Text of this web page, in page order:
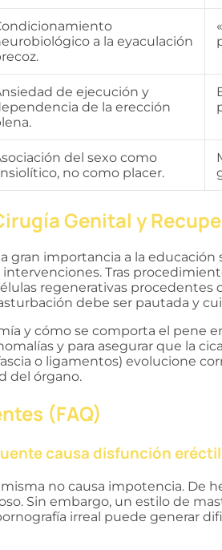
a la eyaculación
de ejecución y
de la erección
del sexo como
no como placer.
Genital y
gran importancia a la
Tras
regenerativas procedentes
debe ser pautada y
y cómo se comporta el pene
y para asegurar que la
o ligamentos) evolucione
del órgano.
(FAQ)
causa disfunción
no causa impotencia. De
Sin embargo, un estilo de
irreal puede generar